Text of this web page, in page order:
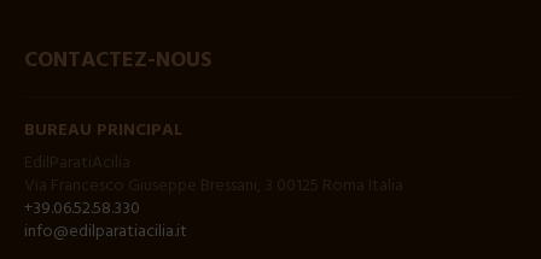
CONTACTEZ-NOUS
BUREAU PRINCIPAL
+39.06.52.58.330
info@edilparatiacilia.it